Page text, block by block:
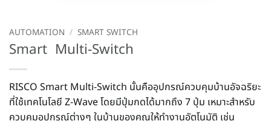
Smart Multi-Switch
RISCO Smart Multi-Switch นั้นคืออุปกรณ์ควบคุมบ้านอัจฉริยะ
ที่ใช้เทคโนโลยี Z-Wave โดยมีปุ่มกดได้มากถึง 7 ปุ่ม เหมาะสำหรับ
ควบคุมอุปกรณ์ต่างๆ ในบ้านของคุณให้ทำงานอัตโนมัติ เช่น